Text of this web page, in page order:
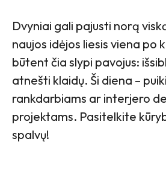
Dvyniai gali pajusti norą
naujos idėjos liesis viena po
būtent čia slypi pavojus:
atnešti klaidų. Ši diena –
rankdarbiams ar interjero
projektams. Pasitelkite
spalvų!